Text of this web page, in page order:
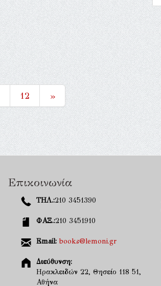
12 »
Επικοινωνία
ΤΗΛ.:210 3451390
ΦΑΞ.:210 3451910
Email: books@lemoni.gr
Διεύθυνση:
Ηρακλειδών 22, Θησείο 118 51,
Αθήνα